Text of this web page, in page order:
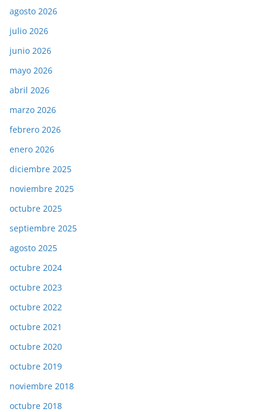
agosto 2026
julio 2026
junio 2026
mayo 2026
abril 2026
marzo 2026
febrero 2026
enero 2026
diciembre 2025
noviembre 2025
octubre 2025
septiembre 2025
agosto 2025
octubre 2024
octubre 2023
octubre 2022
octubre 2021
octubre 2020
octubre 2019
noviembre 2018
octubre 2018